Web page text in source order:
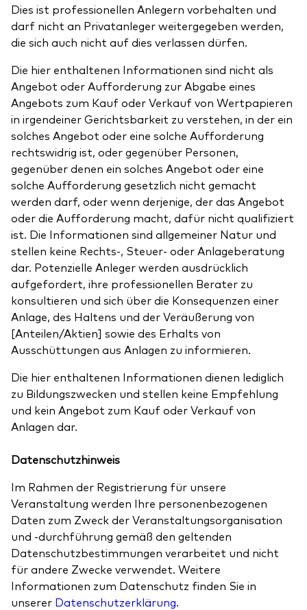
Dies ist professionellen Anlegern vorbehalten und
darf nicht an Privatanleger weitergegeben werden,
die sich auch nicht auf dies verlassen dürfen.
Die hier enthaltenen Informationen sind nicht als
Angebot oder Aufforderung zur Abgabe eines
Angebots zum Kauf oder Verkauf von Wertpapieren
in irgendeiner Gerichtsbarkeit zu verstehen, in der ein
solches Angebot oder eine solche Aufforderung
rechtswidrig ist, oder gegenüber Personen,
gegenüber denen ein solches Angebot oder eine
solche Aufforderung gesetzlich nicht gemacht
werden darf, oder wenn derjenige, der das Angebot
oder die Aufforderung macht, dafür nicht qualifiziert
ist. Die Informationen sind allgemeiner Natur und
stellen keine Rechts-, Steuer- oder Anlageberatung
dar. Potenzielle Anleger werden ausdrücklich
aufgefordert, ihre professionellen Berater zu
konsultieren und sich über die Konsequenzen einer
Anlage, des Haltens und der Veräußerung von
[Anteilen/Aktien] sowie des Erhalts von
Ausschüttungen aus Anlagen zu informieren.
Die hier enthaltenen Informationen dienen lediglich
zu Bildungszwecken und stellen keine Empfehlung
und kein Angebot zum Kauf oder Verkauf von
Anlagen dar.
Datenschutzhinweis
Im Rahmen der Registrierung für unsere
Veranstaltung werden Ihre personenbezogenen
Daten zum Zweck der Veranstaltungsorganisation
und -durchführung gemäß den geltenden
Datenschutzbestimmungen verarbeitet und nicht
für andere Zwecke verwendet. Weitere
Informationen zum Datenschutz finden Sie in
unserer Datenschutzerklärung.